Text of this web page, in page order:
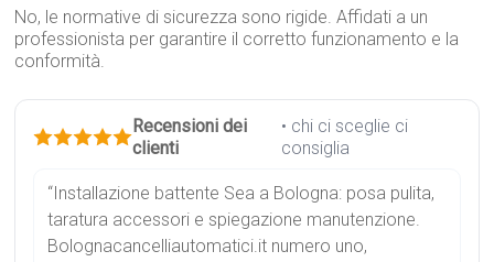
No, le normative di sicurezza sono rigide. Affidati a un
professionista per garantire il corretto funzionamento e la
conformità.
Recensioni dei
clienti
• chi ci sceglie ci
consiglia
“Installazione battente Sea a Bologna: posa pulita,
taratura accessori e spiegazione manutenzione.
Bolognacancelliautomatici.it numero uno,